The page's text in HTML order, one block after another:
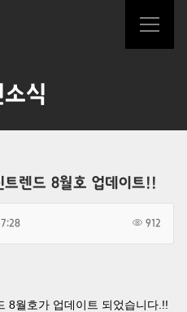
식
렌드 8월호 업데이트!!
912
8월호가 업데이트 되었습니다.!!